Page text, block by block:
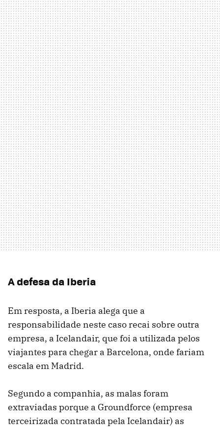
A defesa da Iberia
Em resposta, a Iberia alega que a
responsabilidade neste caso recai sobre outra
empresa, a Icelandair, que foi a utilizada pelos
viajantes para chegar a Barcelona, ​​onde fariam
escala em Madrid.
Segundo a companhia, as malas foram
extraviadas porque a Groundforce (empresa
terceirizada contratada pela Icelandair) as